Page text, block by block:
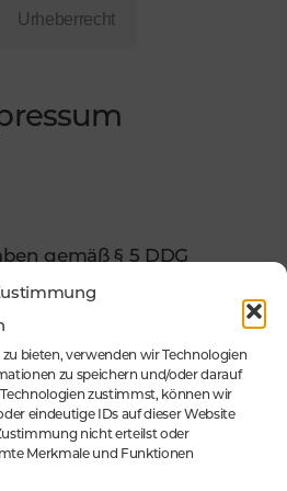
bieten, verwenden wir Technologien
zu speichern und/oder darauf
zustimmst, können wir
eindeutige IDs auf dieser Website
nicht erteilst oder
Merkmale und Funktionen
Urheberrecht
gemäß § 5 DDG
39
Kehrig